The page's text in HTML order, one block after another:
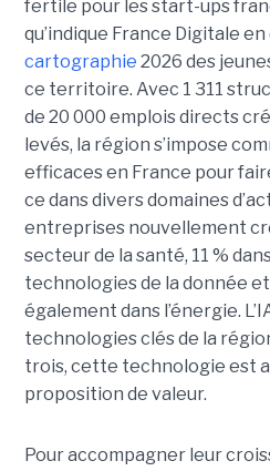
fertile pour les start-ups
qu’indique France Digitale
cartographie 2026 des
ce territoire. Avec 1 311
de 20 000 emplois directs
levés, la région s’impose
efficaces en France pour
ce dans divers domaines
entreprises nouvellement
secteur de la santé, 11 %
technologies de la donnée et
également dans l’énergie.
technologies clés de la
trois, cette technologie est
proposition de valeur.
Pour accompagner leur